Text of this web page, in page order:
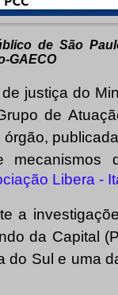
de São
GAECO
justiça do
de
Libera -
a
da Capital
do Sul e uma